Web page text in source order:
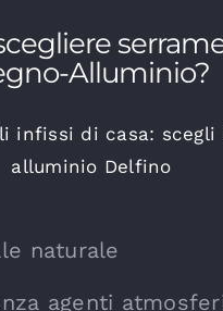
Alluminio?
infissi di casa: scegli
alluminio Delfino
naturale
agenti